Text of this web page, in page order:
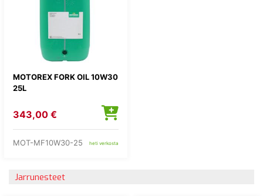
MOTOREX FORK OIL 10W30
25L
343,00 €
MOT-MF10W30-25 heti verkosta
Jarrunesteet